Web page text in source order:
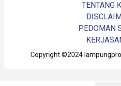
Copyright ©2024
TENTANG
PEDOMAN